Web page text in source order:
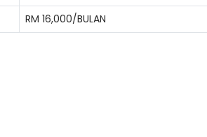
RM 16,000/BULAN